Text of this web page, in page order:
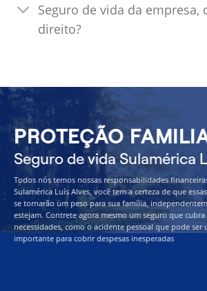
Seguro de vida da empresa,
direito?
PROTEÇÃO
Seguro de vida Sulamérica
Todos nós temos nossas responsabilidades
Sulamérica Luís Alves, você tem a certeza de que
se tornarão um peso para sua família,
estejam. Contrete agora mesmo um seguro que cubra
necessidades, como o acidente pessoal que pode ser
importante para cobrir despesas inesperadas